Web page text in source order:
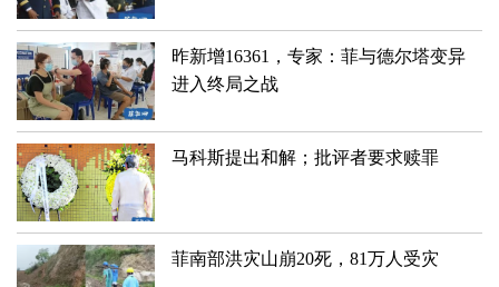
昨新增16361，专家：菲与德尔塔变异
进入终局之战
马科斯提出和解；批评者要求赎罪
菲南部洪灾山崩20死，81万人受灾